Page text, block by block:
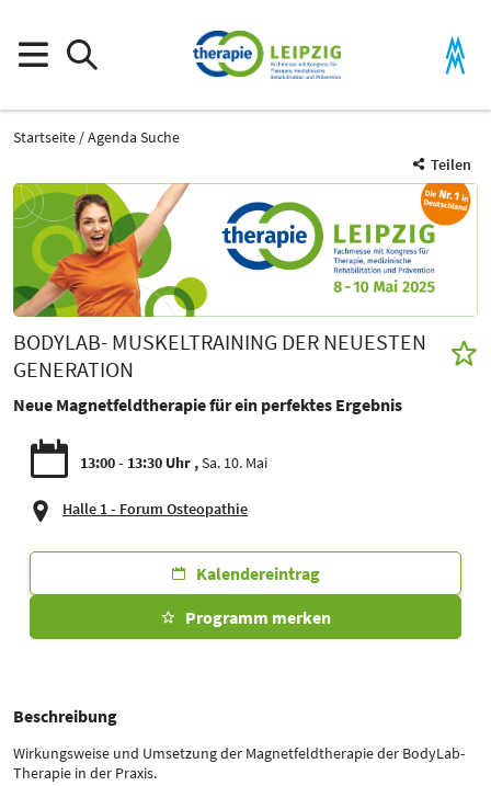
Startseite
Agenda Suche
Teilen
BODYLAB- MUSKELTRAINING DER NEUESTEN
GENERATION
Neue Magnetfeldtherapie für ein perfektes Ergebnis
13:00 - 13:30 Uhr Sa. 10. Mai
Halle 1 - Forum Osteopathie
Kalendereintrag
Programm merken
Beschreibung
Wirkungsweise und Umsetzung der Magnetfeldtherapie der BodyLab-
Therapie in der Praxis.